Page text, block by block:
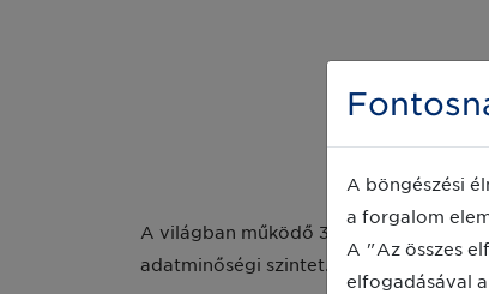
A világban működő 36 lokális LEI
adatminőségi szintet. A kibocsátó
A böngészési
a forgalom
A "Az összes
elfogadásával